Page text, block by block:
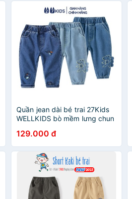
Quần jean dài bé trai 27Kids
WELLKIDS bò mềm lưng chun
BLJE1
129.000 đ